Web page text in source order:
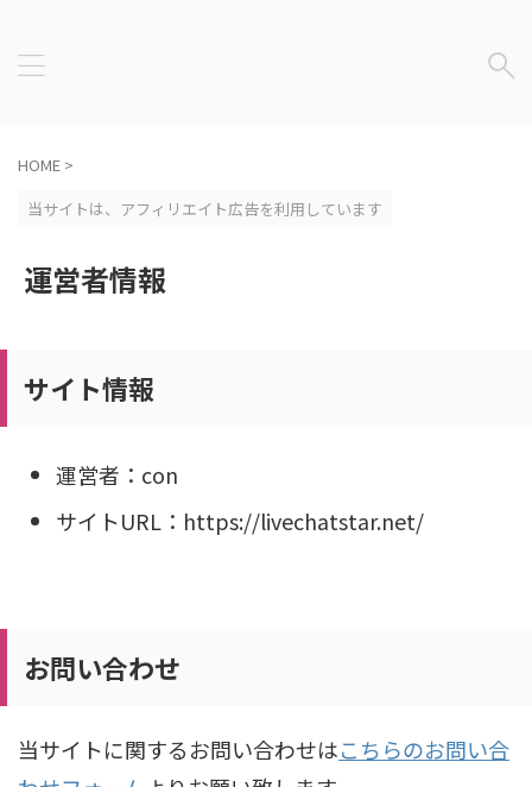
HOME >
当サイトは、アフィリエイト広告を利用しています
運営者情報
サイト情報
運営者：con
サイトURL：https://livechatstar.net/
お問い合わせ
当サイトに関するお問い合わせはこちらのお問い合